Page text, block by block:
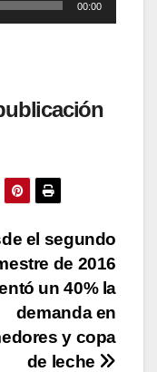
00:00
el segundo
de 2016
un 40% la
demanda en
y copa
de leche